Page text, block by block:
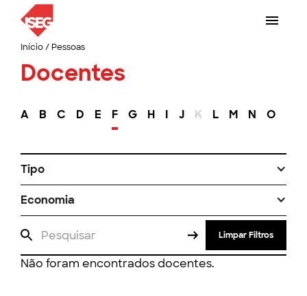
Início/ Pessoas
Docentes
A B C D E F G H I J K L M N O
Tipo
Economia
Limpar Filtros
Não foram encontrados docentes.